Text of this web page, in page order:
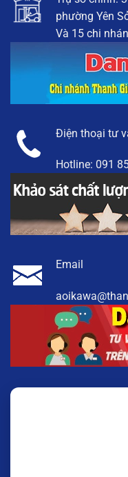
phường Yên
Và 15 chi
Điện thoại tư
Hotline: 091
Email